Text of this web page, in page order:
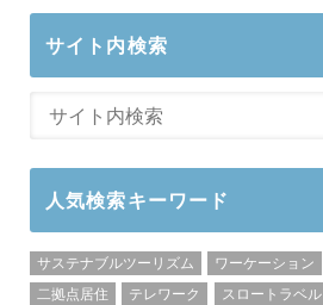
サイト内検索
人気検索キーワード
サステナブルツーリズム ワーケーション
二拠点居住
テレワーク スロートラベル